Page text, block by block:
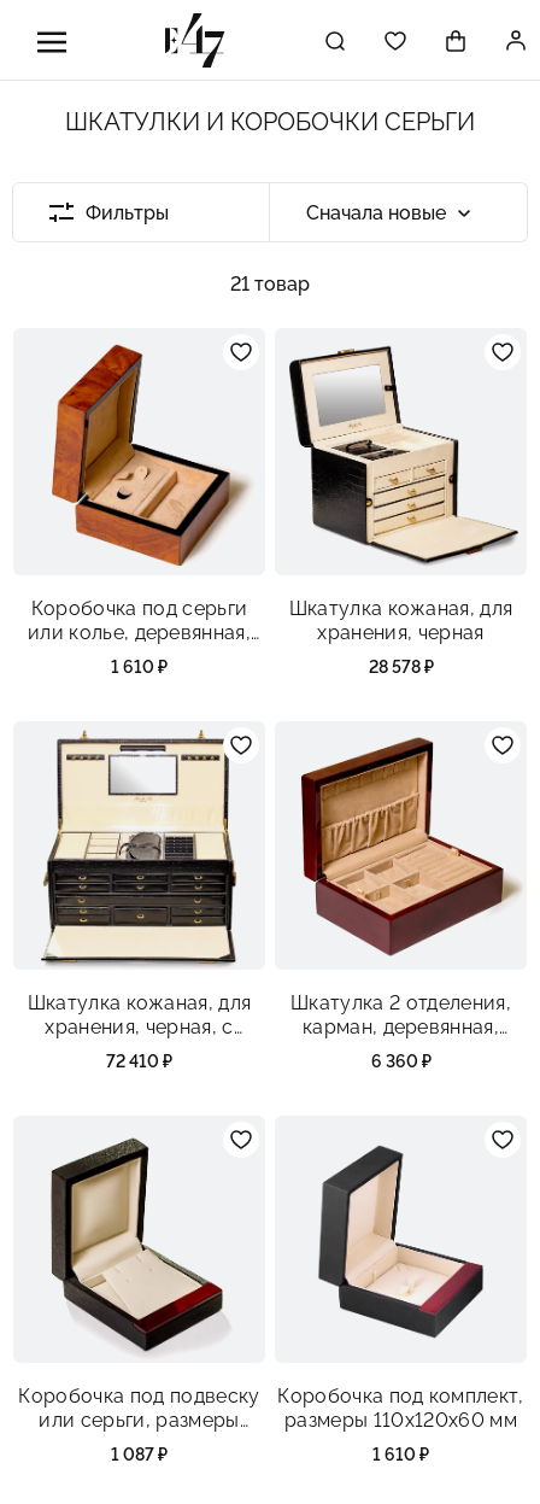
ШКАТУЛКИ И КОРОБОЧКИ СЕРЬГИ
Фильтры Сначала новые
21 товар
Коробочка под серьги
или колье, деревянная,
размеры 78х78х37 мм
1 610 ₽
Шкатулка кожаная, для
хранения, черная
28 578 ₽
Шкатулка кожаная, для
хранения, черная, c
подсветкой, большая
72 410 ₽
Шкатулка 2 отделения,
карман, деревянная,
размеры 200х140х80 мм
6 360 ₽
Коробочка под подвеску
или серьги, размеры
68х83х31мм
1 087 ₽
Коробочка под комплект,
размеры 110х120х60 мм
1 610 ₽